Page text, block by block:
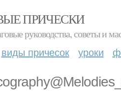
ПРИЧЕСКИ
руководства, советы и
виды причесок уроки